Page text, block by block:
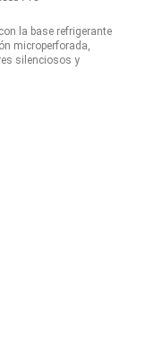
la base refrigerante
microperforada,
silenciosos y